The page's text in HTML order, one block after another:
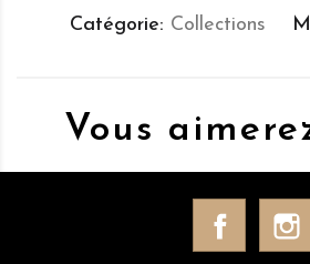
Catégorie Collections
Vous
Facebook